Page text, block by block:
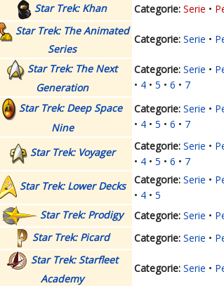
Star Trek: Khan
Serie
Star Trek: The Animated
Series
Serie
Star Trek: The Next
Generation
Serie
4
5 6
7
Star Trek: Deep Space
Nine
Serie
4
5 6 7
Star Trek: Voyager Serie
4
5 6
7
Star Trek: Lower Decks
Serie
4
5
Star Trek: Prodigy
Serie
Star Trek: Picard
Serie
Star Trek: Starfleet
Academy
Serie